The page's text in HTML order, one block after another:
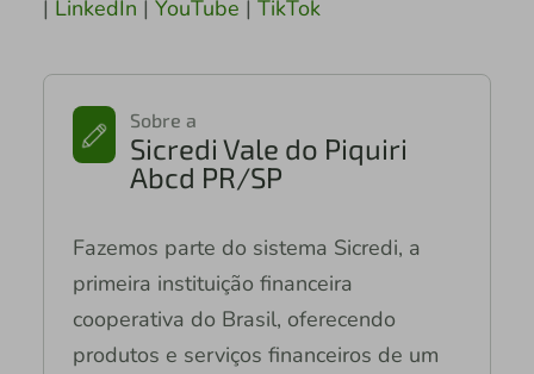
| LinkedIn | YouTube | TikTok
Sobre a
Sicredi Vale do Piquiri
Abcd PR/SP
Fazemos parte do sistema Sicredi, a
primeira instituição financeira
cooperativa do Brasil, oferecendo
produtos e serviços financeiros de um